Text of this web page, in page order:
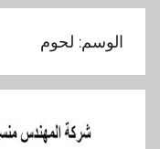
الوسم: لحوم